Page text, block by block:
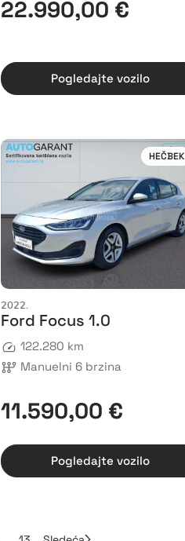
22.990,00 €
Pogledajte vozilo
HEČBEK
2022.
Ford Focus 1.0
122.280 km
Manuelni 6 brzina
11.590,00 €
Pogledajte vozilo